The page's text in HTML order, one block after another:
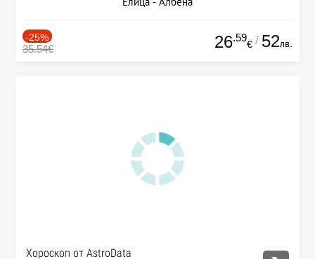
-25%
35.54€ 26.59
€ / 52лв.
Хороскоп от AstroData